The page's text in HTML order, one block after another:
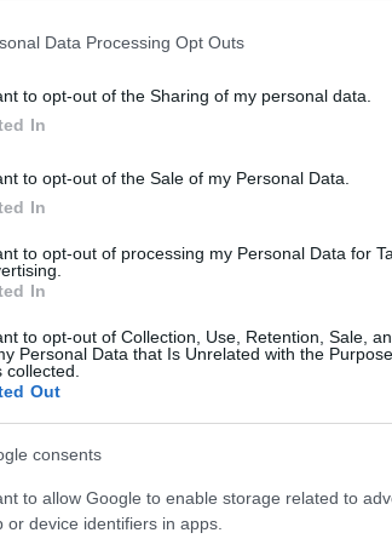
Data Processing Opt Outs
to opt-out of the Sharing of my personal data.
In
to opt-out of the Sale of my Personal Data.
In
to opt-out of processing my Personal Data for
In
to opt-out of Collection, Use, Retention, Sale,
Personal Data that Is Unrelated with the
collected.
Out
consents
to allow Google to enable storage related to
or device identifiers in apps.
tűzte műsorára.
Aztán megint kavarunk rajta, és
harmincnyolc fejezet. Nem nagy dolog."
további info és szórólap: